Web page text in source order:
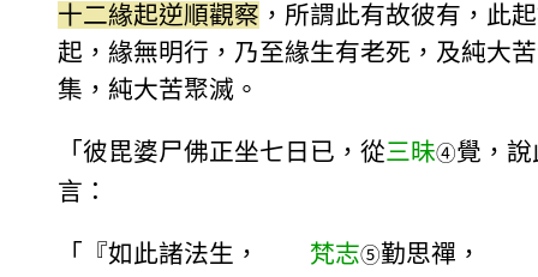
十二緣起逆順觀察 ，所謂此有故彼有，此
起，緣無明行，乃至緣生有老死，及純大
集，純大苦聚滅。
「彼毘婆尸佛正坐七日已，從三昧④覺，
言：
「『如此諸法生， 梵志⑤勤思禪，